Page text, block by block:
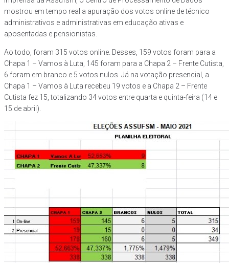
mostrou em tempo real a apuração dos votos online de técnico
administrativos e administrativas em educação ativas e
aposentadas e pensionistas.
Ao todo, foram 315 votos online. Desses, 159 votos foram para a
Chapa 1 – Vamos à Luta, 145 foram para a Chapa 2 – Frente Cutista,
6 foram em branco e 5 votos nulos. Já na votação presencial, a
Chapa 1 – Vamos à Luta recebeu 19 votos e a Chapa 2 – Frente
Cutista fez 15, totalizando 34 votos entre quarta e quinta-feira (14 e
15 de abril).